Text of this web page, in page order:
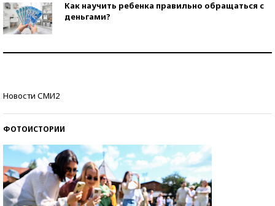
Как научить ребенка правильно обращаться с
деньгами?
Новости СМИ2
ФОТОИСТОРИИ